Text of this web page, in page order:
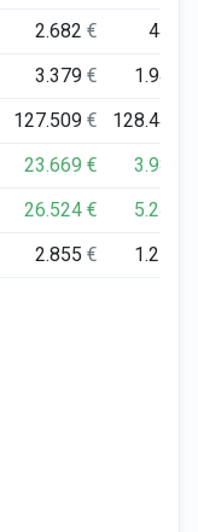
2.682€ 446
3.379€ 1.940
127.509€ 128.444
23.669€ 3.985
26.524€ 5.243
2.855€ 1.258